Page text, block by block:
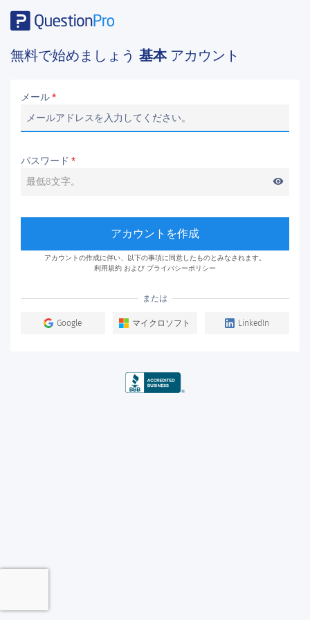
無料で始めましょう 基本 アカウント
メール*
パスワード *
visibility
アカウントを作成
アカウントの作成に伴い、以下の事項に同意したものとみなされます。
利用規約 および プライバシーポリシー
または
Google マイクロソフト LinkedIn